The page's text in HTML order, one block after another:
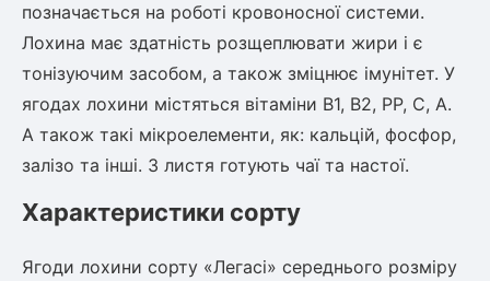
позначається на роботі кровоносної системи.
Лохина має здатність розщеплювати жири і є
тонізуючим засобом, а також зміцнює імунітет. У
ягодах лохини містяться вітаміни В1, В2, РР, С, А.
А також такі мікроелементи, як: кальцій, фосфор,
залізо та інші. З листя готують чаї та настої.
Характеристики сорту
Ягоди лохини сорту «Легасі» середнього розміру